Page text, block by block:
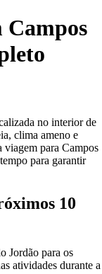
Campos
no interior de
clima ameno e
viagem para Campos
para garantir
10
Jordão para os
atividades durante a